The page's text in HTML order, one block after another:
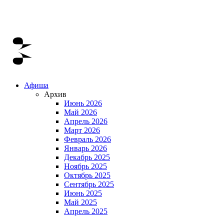
Афиша
Архив
Июнь 2026
Май 2026
Апрель 2026
Март 2026
Февраль 2026
Январь 2026
Декабрь 2025
Ноябрь 2025
Октябрь 2025
Сентябрь 2025
Июнь 2025
Май 2025
Апрель 2025